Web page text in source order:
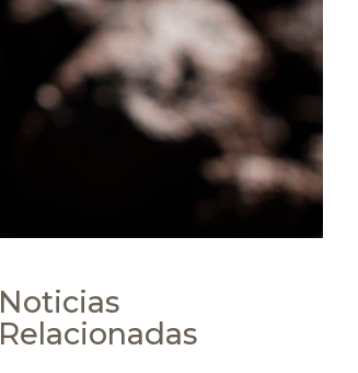
Noticias
Relacionadas